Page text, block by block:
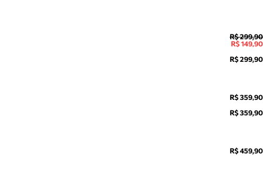
R$ 299,90
R$ 149,90
R$ 299,90
R$ 359,90
R$ 359,90
R$ 459,90